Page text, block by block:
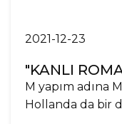
2021-12-23
"KANLI
M yapım adına
Hollanda da bir